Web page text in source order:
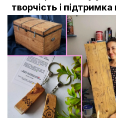
Документи
творчість і підтримка